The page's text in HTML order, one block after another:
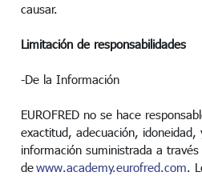
causar.
Limitación de responsabilidades
-De la Información
EUROFRED no se hace
exactitud, adecuación, idoneidad,
información suministrada a través
dewww.academy.eurofred.com.